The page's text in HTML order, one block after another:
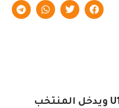
السودان يستضيف بطولة U17 ويدخل المنتخب